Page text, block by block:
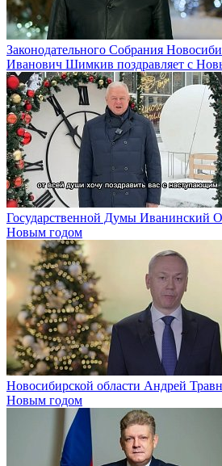
Законодательного Собрания
Иванович Шимкив поздравляет с
Государственной Думы Иванинский
Новым годом
Новосибирской области Андрей
Новым годом